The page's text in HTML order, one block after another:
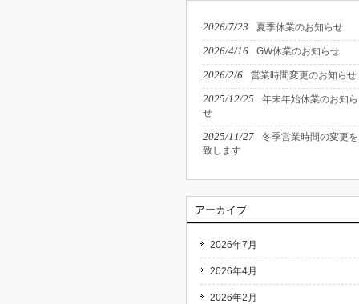
2026/7/23 夏季休業のお知らせ
2026/4/16 GW休業のお知らせ
2026/2/6 営業時間変更のお知らせ
2025/12/25
年末年始休業のお知ら
せ
2025/11/27
冬季営業時間の変更を
致します
アーカイブ
2026年7月
2026年4月
2026年2月